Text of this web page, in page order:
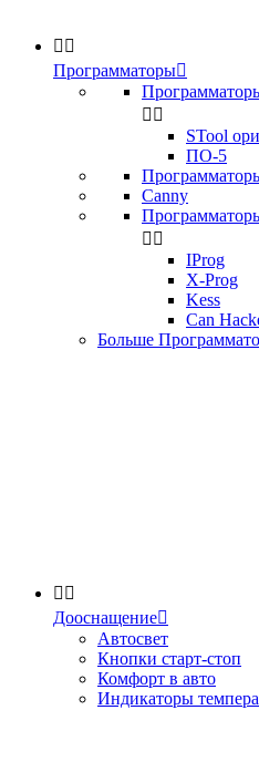
 
Программаторы
 
STool
ПО-5
Canny
 
IProg
X-Prog
Kess
Can
Больше
 
Дооснащение
Автосвет
Кнопки старт-стоп
Комфорт в авто
Индикаторы